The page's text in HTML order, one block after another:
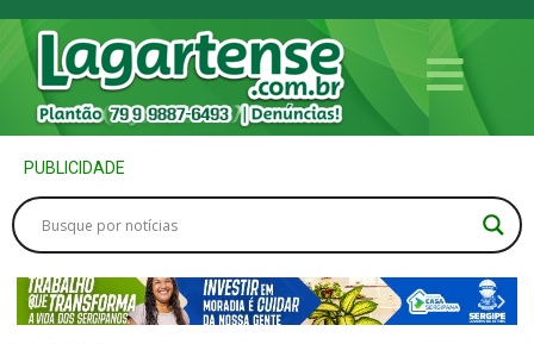
PUBLICIDADE